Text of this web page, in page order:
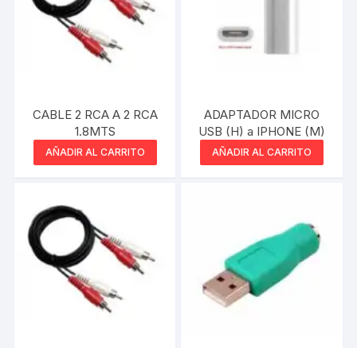
CABLE 2 RCA A 2 RCA
1.8MTS
AÑADIR AL CARRITO
ADAPTADOR MICRO
USB (H) a IPHONE (M)
AÑADIR AL CARRITO